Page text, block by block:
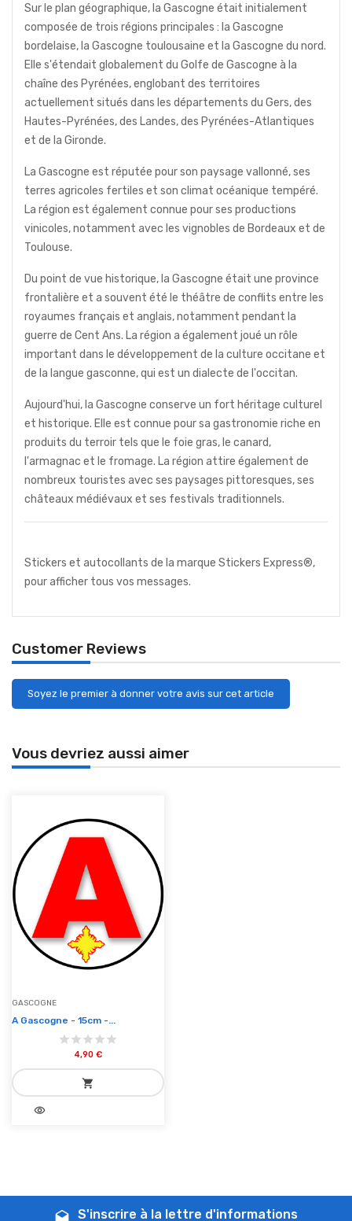
Sur le plan géographique, la Gascogne était initialement
composée de trois régions principales : la Gascogne
bordelaise, la Gascogne toulousaine et la Gascogne du nord.
Elle s'étendait globalement du Golfe de Gascogne à la
chaîne des Pyrénées, englobant des territoires
actuellement situés dans les départements du Gers, des
Hautes-Pyrénées, des Landes, des Pyrénées-Atlantiques
et de la Gironde.
La Gascogne est réputée pour son paysage vallonné, ses
terres agricoles fertiles et son climat océanique tempéré.
La région est également connue pour ses productions
vinicoles, notamment avec les vignobles de Bordeaux et de
Toulouse.
Du point de vue historique, la Gascogne était une province
frontalière et a souvent été le théâtre de conflits entre les
royaumes français et anglais, notamment pendant la
guerre de Cent Ans. La région a également joué un rôle
important dans le développement de la culture occitane et
de la langue gasconne, qui est un dialecte de l'occitan.
Aujourd'hui, la Gascogne conserve un fort héritage culturel
et historique. Elle est connue pour sa gastronomie riche en
produits du terroir tels que le foie gras, le canard,
l'armagnac et le fromage. La région attire également de
nombreux touristes avec ses paysages pittoresques, ses
châteaux médiévaux et ses festivals traditionnels.
Stickers et autocollants de la marque Stickers Express®,
pour afficher tous vos messages.
Customer Reviews
Soyez le premier à donner votre avis sur cet article
Vous devriez aussi aimer
GASCOGNE
A Gascogne - 15cm -...
4,90 €
shopping_cart
add_shopping_cartvisibility
drafts S'inscrire à la lettre d'informations